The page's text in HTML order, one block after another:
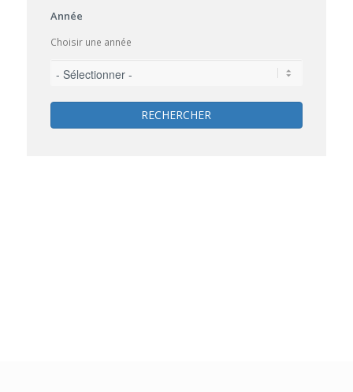
Année
Choisir une année
RECHERCHER